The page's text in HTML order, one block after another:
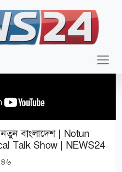
বাংলাদেশ | Notun
Talk Show | NEWS24